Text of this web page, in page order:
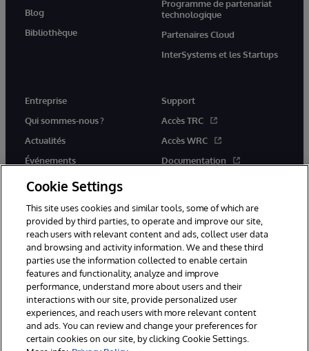
Blog
Bibliothèque
Programme de partenariat
technologique
Partenaires Cloud
InterSystems et les Startups
Entreprise
Qui sommes-nous ?
Actualités
Événements
Rejoignez-nous
Support
Accès TRC
Accès WRC
Documentation
© 1996-2026 InterSystems Corporation, Boston, MA. Tous droits
réservés.
Mentions légales
Déclaration de confidentialité d'InterSystems Corporation
Garantie
Accessibilité
Cookie Settings
This site uses cookies and similar tools, some of which are
provided by third parties, to operate and improve our site,
reach users with relevant content and ads, collect user data
and browsing and activity information. We and these third
parties use the information collected to enable certain
features and functionality, analyze and improve
performance, understand more about users and their
interactions with our site, provide personalized user
experiences, and reach users with more relevant content
and ads. You can review and change your preferences for
certain cookies on our site, by clicking Cookie Settings.